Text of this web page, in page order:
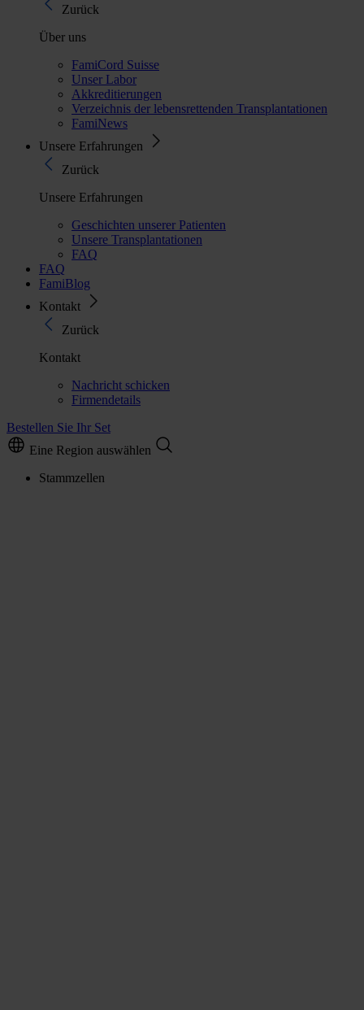
Zurück
Über uns
FamiCord Suisse
Unser Labor
Akkreditierungen
Verzeichnis der lebensrettenden Transplantationen
FamiNews
Unsere Erfahrungen
Zurück
Unsere Erfahrungen
Geschichten unserer Patienten
Unsere Transplantationen
FAQ
FAQ
FamiBlog
Kontakt
Zurück
Kontakt
Nachricht schicken
Firmendetails
Bestellen Sie Ihr Set
Eine Region auswählen
Stammzellen